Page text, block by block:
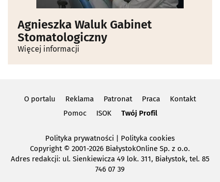
Agnieszka Waluk Gabinet
Stomatologiczny
Więcej informacji
O portalu Reklama Patronat Praca
Kontakt
Pomoc
ISOK Twój Profil
Polityka prywatności | Polityka cookies
Copyright© 2001-2026 BiałystokOnline Sp. z o.o.
Adres redakcji: ul. Sienkiewicza 49 lok. 311, Białystok, tel. 85
746 07 39